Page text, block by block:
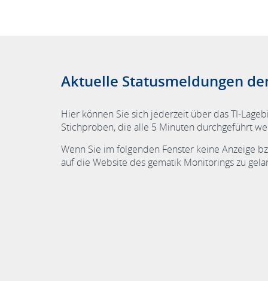
Aktuelle Statusmeldungen
Hier können Sie sich jederzeit über das TI-
Stichproben, die alle 5 Minuten durchgeführt
Wenn Sie im folgenden Fenster keine Anzeige
auf die Website des gematik Monitorings zu